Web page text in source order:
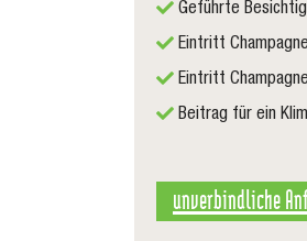
Geführte
Eintritt
Eintritt
Beitrag für ein
unverbindliche